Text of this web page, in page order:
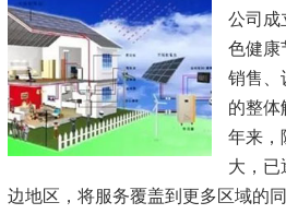
公司成
色健康
销售、
的整体
年来，
大，已
边地区，将服务覆盖到更多区域的